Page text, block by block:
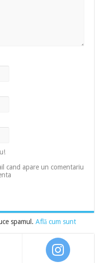
cand apare un comentariu
spamul.Află cum sunt